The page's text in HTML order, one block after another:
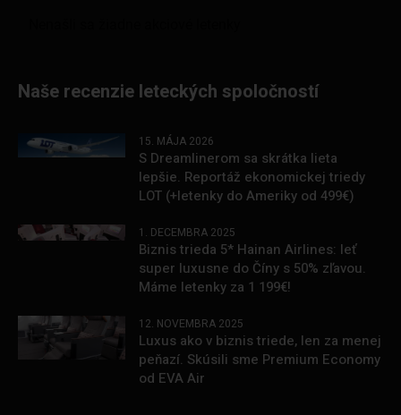
Naše recenzie leteckých spoločností
15. MÁJA 2026
S Dreamlinerom sa skrátka lieta
lepšie. Reportáž ekonomickej triedy
LOT (+letenky do Ameriky od 499€)
1. DECEMBRA 2025
Biznis trieda 5* Hainan Airlines: leť
super luxusne do Číny s 50% zľavou.
Máme letenky za 1 199€!
12. NOVEMBRA 2025
Luxus ako v biznis triede, len za menej
peňazí. Skúsili sme Premium Economy
od EVA Air